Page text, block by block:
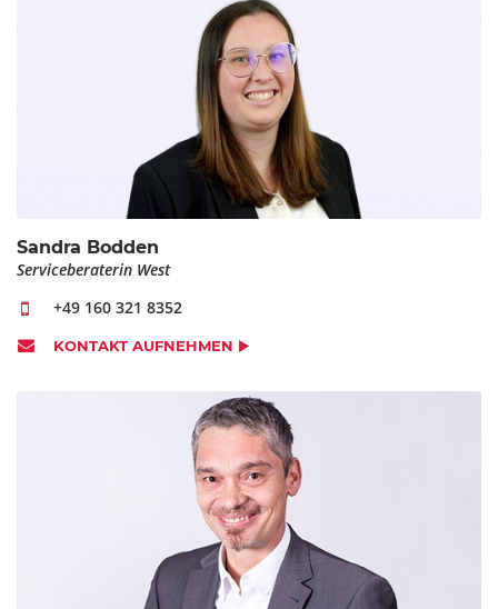
Sandra Bodden
Serviceberaterin West
+49 160 321 8352
KONTAKT AUFNEHMEN